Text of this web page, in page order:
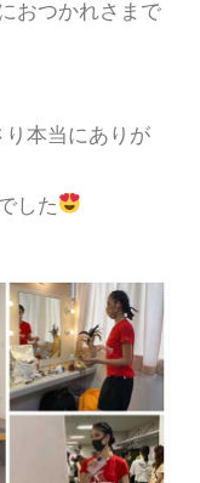
おつかれさまで
本当にありが
した